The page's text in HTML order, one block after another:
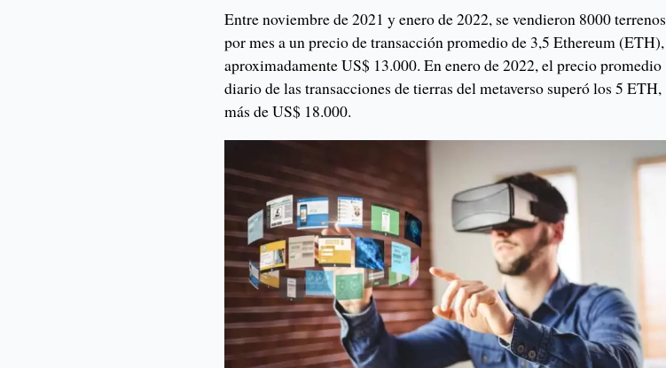
Entre noviembre de 2021 y enero de 2022, se vendieron 8000 terrenos
por mes a un precio de transacción promedio de 3,5 Ethereum (ETH),
aproximadamente US$ 13.000. En enero de 2022, el precio promedio
diario de las transacciones de tierras del metaverso superó los 5 ETH,
más de US$ 18.000.